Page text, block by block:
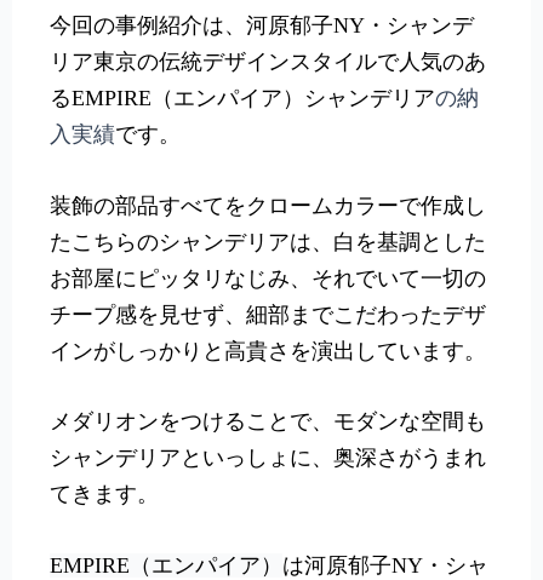
今回の事例紹介は、河原郁子NY・シャンデ
リア東京の伝統デザインスタイルで人気のあ
るEMPIRE（エンパイア）シャンデリアの納
入実績です。
装飾の部品すべてを クロームカラーで作成し
たこちらのシャンデリアは、白を基調とした
お部屋にピッタリなじみ、それでいて一切の
チープ感を見せず、細部までこだわったデザ
インがしっかりと高貴さを演出しています。
メダリオンをつけることで、モダンな空間も
シャンデリアといっしょに、奥深さがうまれ
てきます。
EMPIRE（エンパイア） は河原郁子NY・シャ